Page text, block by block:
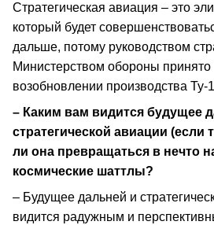
Стратегическая авиация – это
который будет
дальше, потому руководством
Министерством обороны
возобновлении производства Ту-
– Каким вам видится будущее
стратегической авиации (если
ли она превращаться в нечто
космические шаттлы?
– Будущее дальней и
видится радужным и